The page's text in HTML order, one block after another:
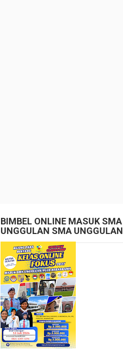
BIMBEL ONLINE MASUK SMA
UNGGULAN SMA UNGGULAN